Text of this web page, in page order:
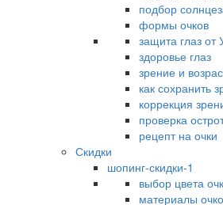
подбор
формы очков
защита глаз от
здоровье глаз
зрение и
как сохранить
коррекция
проверка
рецепт на очки
Скидки
шопинг-скидки-1
выбор цвета
материалы